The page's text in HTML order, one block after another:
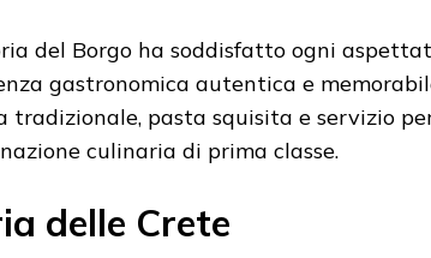
del Borgo ha soddisfatto ogni
gastronomica autentica e
tradizionale, pasta squisita e servizio
culinaria di prima classe.
delle Crete